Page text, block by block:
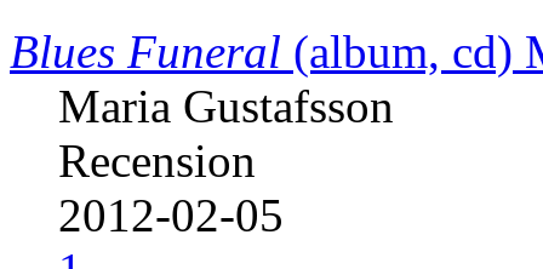
Blues Funeral (album, cd)
Maria Gustafsson
Recension
2012-02-05